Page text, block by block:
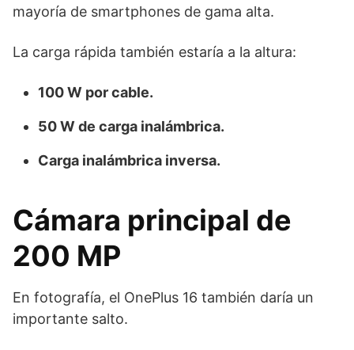
mayoría de smartphones de gama alta.
La carga rápida también estaría a la altura:
100 W por cable.
50 W de carga inalámbrica.
Carga inalámbrica inversa.
Cámara principal de
200 MP
En fotografía, el OnePlus 16 también daría un
importante salto.